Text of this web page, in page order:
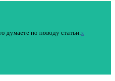
думаете по поводу статьи. x